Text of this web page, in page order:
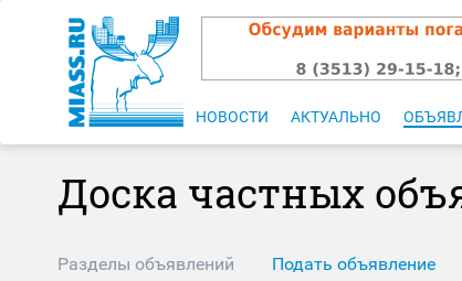
НОВОСТИ АКТУАЛЬНО
Доска частных
Разделы объявлений Подать объявление